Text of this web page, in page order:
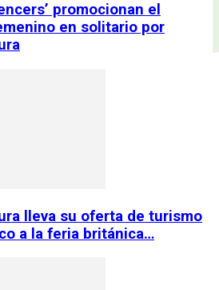
promocionan el
en solitario por
lleva su oferta de turismo
a la feria británica…